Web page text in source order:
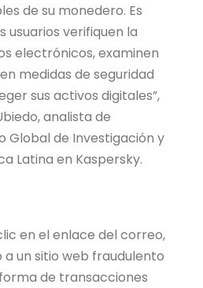
de su monedero. Es
usuarios verifiquen la
electrónicos, examinen
medidas de seguridad
sus activos digitales”,
analista de
Global de Investigación y
Latina en Kaspersky.
en el enlace del correo,
a un sitio web fraudulento
de transacciones